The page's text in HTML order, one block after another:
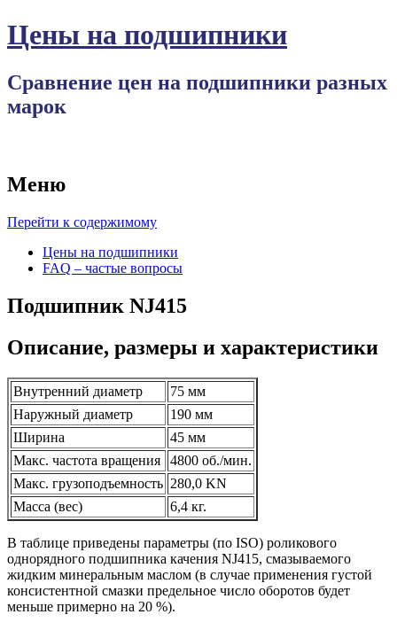
Цены на подшипники
Сравнение цен на подшипники разных
марок
Меню
Перейти к содержимому
Цены на подшипники
FAQ – частые вопросы
Подшипник NJ415
Описание, размеры и характеристики
Внутренний диаметр
75 мм
Наружный диаметр
190 мм
Ширина
45 мм
Макс. частота вращения
4800 об./мин.
Макс. грузоподъемность 280,0 KN
Масса (вес)
6,4 кг.
В таблице приведены параметры (по ISO) роликового
однорядного подшипника качения NJ415, смазываемого
жидким минеральным маслом (в случае применения густой
консистентной смазки предельное число оборотов будет
меньше примерно на 20 %).